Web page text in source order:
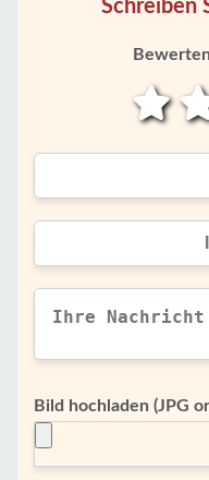
Schreiben
Bild hochladen (JPG